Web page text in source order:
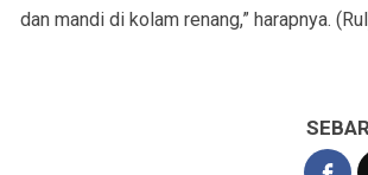
dan mandi di kolam renang,” harapnya.